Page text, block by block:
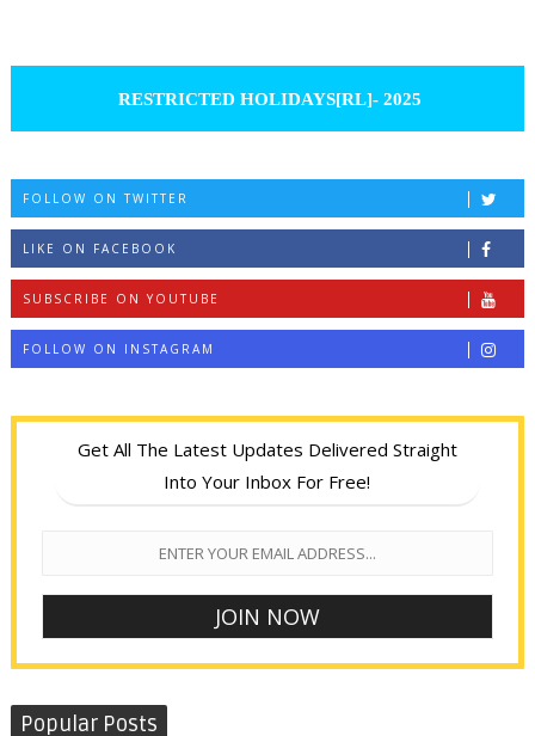
RESTRICTED HOLIDAYS[RL]- 2025
FOLLOW ON TWITTER
LIKE ON FACEBOOK
SUBSCRIBE ON YOUTUBE
FOLLOW ON INSTAGRAM
Get All The Latest Updates Delivered Straight
Into Your Inbox For Free!
Popular Posts